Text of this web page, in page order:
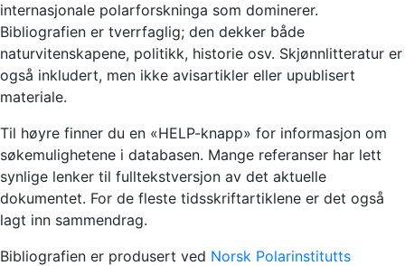
internasjonale polarforskninga som dominerer.
Bibliografien er tverrfaglig; den dekker både
naturvitenskapene, politikk, historie osv. Skjønnlitteratur er
også inkludert, men ikke avisartikler eller upublisert
materiale.
Til høyre finner du en «HELP-knapp» for informasjon om
søkemulighetene i databasen. Mange referanser har lett
synlige lenker til fulltekstversjon av det aktuelle
dokumentet. For de fleste tidsskriftartiklene er det også
lagt inn sammendrag.
Bibliografien er produsert ved Norsk Polarinstitutts